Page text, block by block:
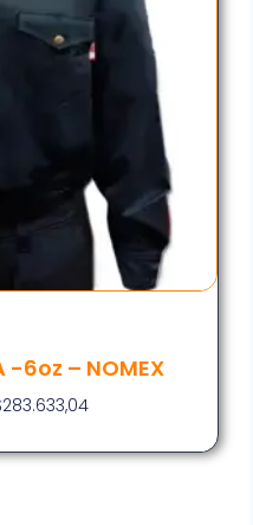
-6oz – NOMEX
283.633,04